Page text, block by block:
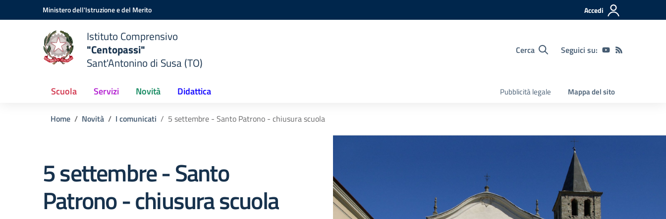
Vai ai contenuti
Vai al menu di navigazioneMinistero dell'Istruzione e del Merito Accedi
Istituto Comprensivo
"Centopassi"
Sant'Antonino di Susa (TO)
Cerca Seguici su:
Scuola Servizi Novità Didattica Pubblicità legale Mappa del sito
Home Novità I comunicati 5 settembre - Santo Patrono - chiusura scuola
5 settembre - Santo
Patrono - chiusura scuola